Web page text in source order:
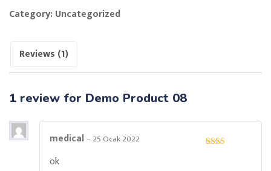
Category:Uncategorized
Reviews (1)
1 review for Demo Product 08
medical– 25 Ocak 2022
ok